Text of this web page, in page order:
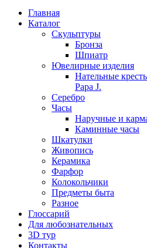
Главная
Каталог
Скульптуры
Бронза
Шпиатр
Ювелирные изделия
Нательные
Papa J.
Серебро
Часы
Наручные и
Каминные часы
Шкатулки
Живопись
Керамика
Фарфор
Колокольчики
Предметы быта
Разное
Глоссарий
Для любознательных
3D тур
Контакты